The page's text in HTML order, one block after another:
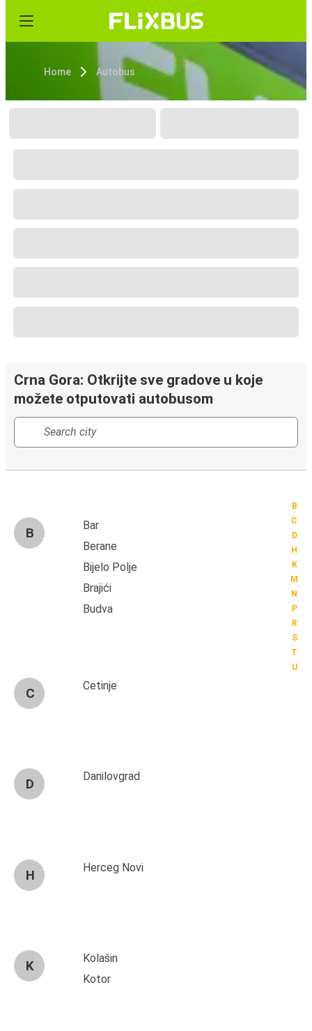
Home Autobus
Crna Gora: Otkrijte sve gradove u koje
možete otputovati autobusom
B
C
D
H
K
M
N
P
R
S
T
U
B
Bar
Berane
Bijelo Polje
Brajići
Budva
C
Cetinje
D
Danilovgrad
H
Herceg Novi
K
Kolašin
Kotor